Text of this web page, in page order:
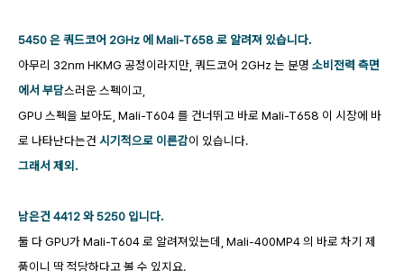
5450 은 쿼드코어 2GHz 에 Mali-T658 로 알려져 있습니다.
아무리 32nm HKMG 공정이라지만, 쿼드코어 2GHz 는 분명 소비전력 측면
에서 부담스러운 스펙이고,
GPU 스펙을 보아도, Mali-T604 를 건너뛰고 바로 Mali-T658 이 시장에 바
로 나타난다는건 시기적으로 이른감이 있습니다.
그래서 제외.
남은건 4412 와 5250 입니다.
둘 다 GPU가 Mali-T604 로 알려져있는데, Mali-400MP4 의 바로 차기 제
품이니 딱 적당하다고 볼 수 있지요.